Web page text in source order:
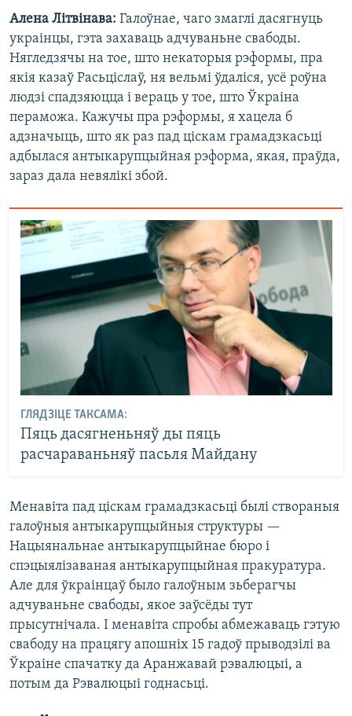
Алена Літвінава: Галоўнае, чаго змаглі дасягнуць
украінцы, гэта захаваць адчуваньне свабоды.
Нягледзячы на тое, што некаторыя рэформы, пра
якія казаў Расьціслаў, ня вельмі ўдаліся, усё роўна
людзі спадзяюцца і вераць у тое, што Ўкраіна
пераможа. Кажучы пра рэформы, я хацела б
адзначыць, што як раз пад ціскам грамадзкасьці
адбылася антыкарупцыйная рэформа, якая, праўда,
зараз дала невялікі збой.
ГЛЯДЗІЦЕ ТАКСАМА:
Пяць дасягненьняў ды пяць
расчараваньняў пасьля Майдану
Менавіта пад ціскам грамадзкасьці былі створаныя
галоўныя антыкарупцыйныя структуры —
Нацыянальнае антыкарупцыйнае бюро і
спэцыялізаваная антыкарупцыйная пракуратура.
Але для ўкраінцаў было галоўным зьберагчы
адчуваньне свабоды, якое заўсёды тут
прысутнічала. І менавіта спробы абмежаваць гэтую
свабоду на працягу апошніх 15 гадоў прыводзілі ва
Ўкраіне спачатку да Аранжавай рэвалюцыі, а
потым да Рэвалюцыі годнасьці.